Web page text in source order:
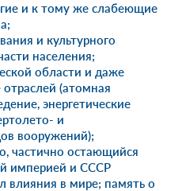
и к тому же слабеющие
и культурного
населения;
области и даже
(атомная
энергетические
и
вооружений);
частично остающийся
империей и СССР
влияния в мире; память о